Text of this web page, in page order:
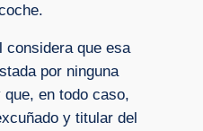
considera que esa
por ninguna
que, en todo caso,
y titular del